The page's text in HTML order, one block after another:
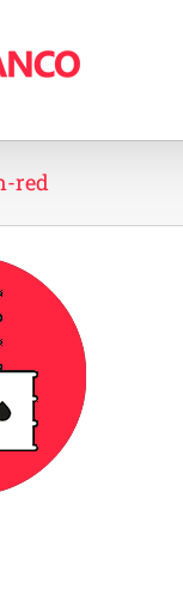
red